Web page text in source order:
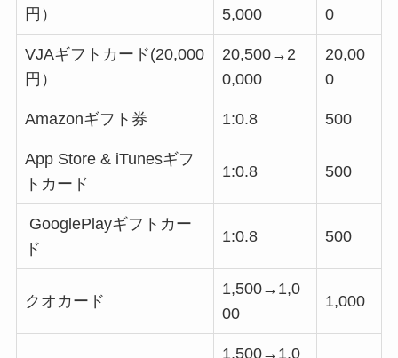
円）
5,000
0
VJAギフトカード(20,000
円）
20,500→2
0,000
20,00
0
Amazonギフト券 1:0.8 500
App Store & iTunesギフ
トカード
1:0.8 500
GooglePlayギフトカー
ド
1:0.8 500
クオカード
1,500→1,0
00
1,000
1,500→1,0